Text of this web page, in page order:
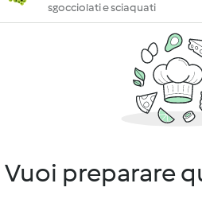
sgocciolati e sciaquati
Vuoi preparare